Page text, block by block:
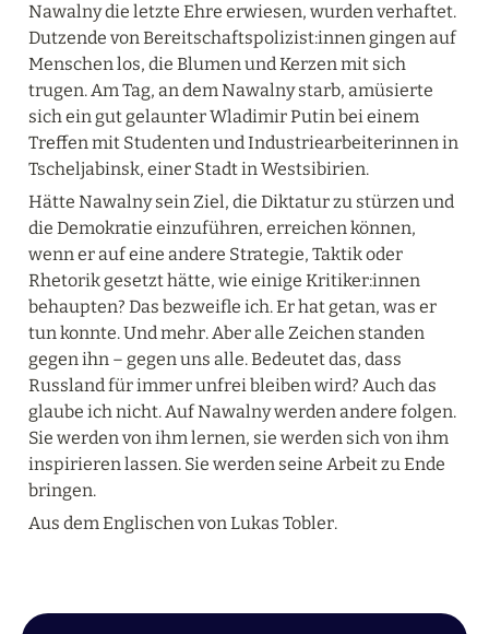
Nawalny die letzte Ehre erwiesen, wurden verhaftet.
Dutzende von Bereitschaftspolizist:innen gingen auf
Menschen los, die Blumen und Kerzen mit sich
trugen. Am Tag, an dem Nawalny starb, amüsierte
sich ein gut gelaunter Wladimir Putin bei einem
Treffen mit Studenten und Industriearbeiterinnen in
Tscheljabinsk, einer Stadt in Westsibirien.
Hätte Nawalny sein Ziel, die Diktatur zu stürzen und
die Demokratie einzuführen, erreichen können,
wenn er auf eine andere Strategie, Taktik oder
Rhetorik gesetzt hätte, wie einige Kritiker:innen
behaupten? Das bezweifle ich. Er hat getan, was er
tun konnte. Und mehr. Aber alle Zeichen standen
gegen ihn – gegen uns alle. Bedeutet das, dass
Russland für immer unfrei bleiben wird? Auch das
glaube ich nicht. Auf Nawalny werden andere folgen.
Sie werden von ihm lernen, sie werden sich von ihm
inspirieren lassen. Sie werden seine Arbeit zu Ende
bringen.
Aus dem Englischen von Lukas Tobler.